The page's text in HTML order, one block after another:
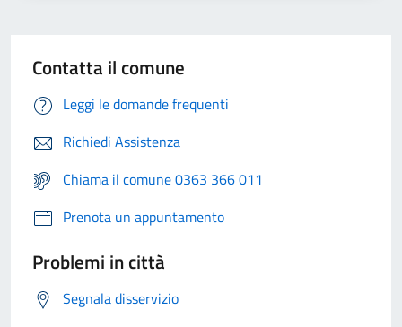
Contatta il comune
Leggi le domande frequenti
Richiedi Assistenza
Chiama il comune 0363 366 011
Prenota un appuntamento
Problemi in città
Segnala disservizio